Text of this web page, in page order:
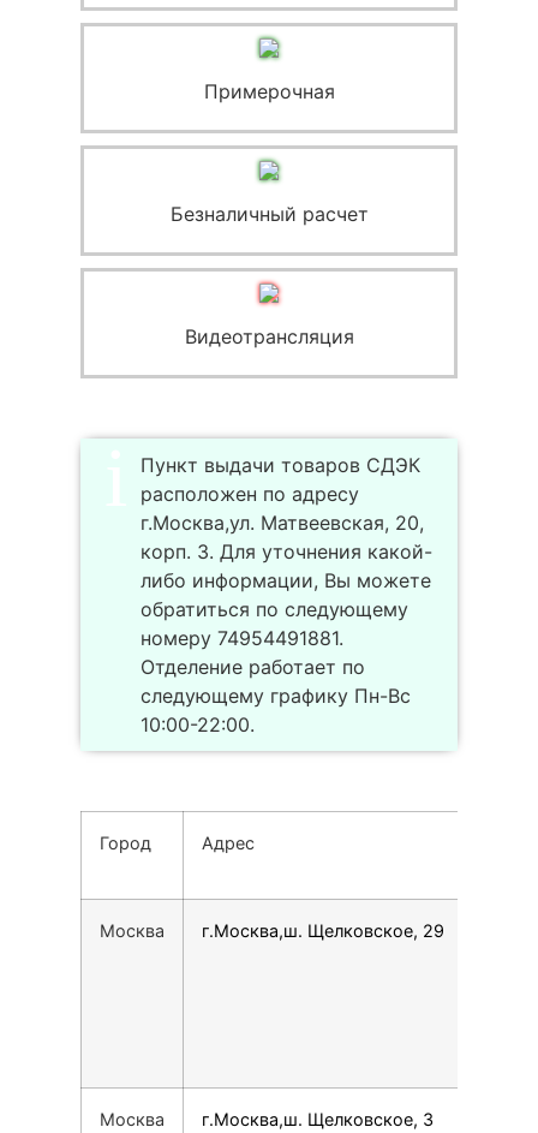
Примерочная
Безналичный расчет
Видеотрансляция
Пункт выдачи товаров СДЭК
расположен по адресу
г.Москва,ул. Матвеевская, 20,
корп. 3. Для уточнения какой-
либо информации, Вы можете
обратиться по следующему
номеру 74954491881.
Отделение работает по
следующему графику Пн-Вс
10:00-22:00.
Город Адрес
Москва г.Москва,ш. Щелковское, 29
Москва
г.Москва,ш. Щелковское, 3